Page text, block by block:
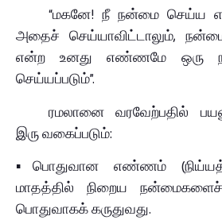
“மகனே! நீ நன்மை செய்ய
அதைச் செய்யாவிட்டாலும்,
என்ற உனது எண்ணமே ஒரு
செய்யப்படும்”.
ரமலானை வரவேற்பதில்
இரு வகைப்படும்:
▪️ பொதுவான எண்ணம்
மாதத்தில் நிறைய
பொதுவாகக் கருதுவது.